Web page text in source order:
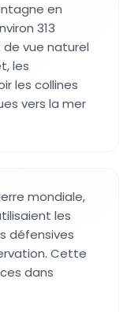
en
313
vue naturel
les
les collines
vers la mer
mondiale,
les
défensives
Cette
dans